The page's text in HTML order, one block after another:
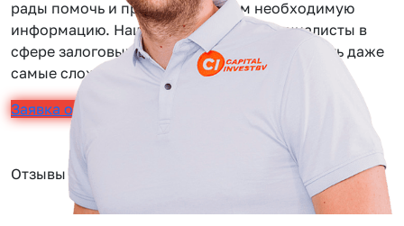
рады помочь и предоставить вам необходимую
информацию. Наши сотрудники — специалисты в
сфере залоговых займов, помогут вам решить даже
самые сложные задачи.
Заявка онлайн
Отзывы